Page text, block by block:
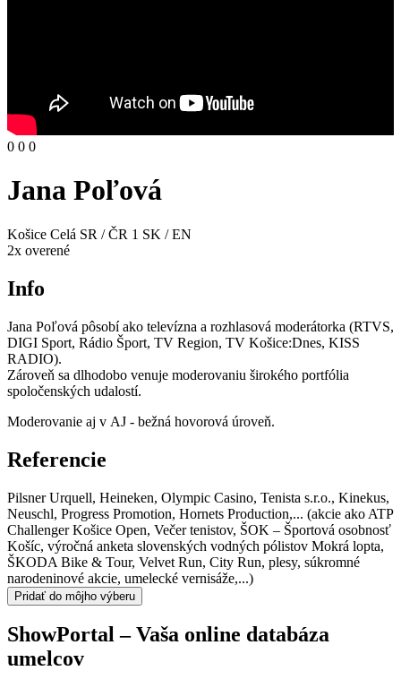
0 0 0
Jana Poľová
Košice Celá SR / ČR 1 SK / EN
2x overené
Info
Jana Poľová pôsobí ako televízna a rozhlasová moderátorka (RTVS,
DIGI Sport, Rádio Šport, TV Region, TV Košice:Dnes, KISS
RADIO).
Zároveň sa dlhodobo venuje moderovaniu širokého portfólia
spoločenských udalostí.
Moderovanie aj v AJ - bežná hovorová úroveň.
Referencie
Pilsner Urquell, Heineken, Olympic Casino, Tenista s.r.o., Kinekus,
Neuschl, Progress Promotion, Hornets Production,... (akcie ako ATP
Challenger Košice Open, Večer tenistov, ŠOK – Športová osobnosť
Košíc, výročná anketa slovenských vodných pólistov Mokrá lopta,
ŠKODA Bike & Tour, Velvet Run, City Run, plesy, súkromné
narodeninové akcie, umelecké vernisáže,...)
Pridať do môjho výberu
ShowPortal – Vaša online databáza
umelcov